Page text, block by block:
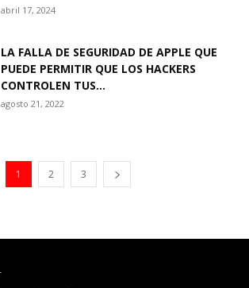
abril 17, 2024
LA FALLA DE SEGURIDAD DE APPLE QUE
PUEDE PERMITIR QUE LOS HACKERS
CONTROLEN TUS...
agosto 21, 2022
1 2 3